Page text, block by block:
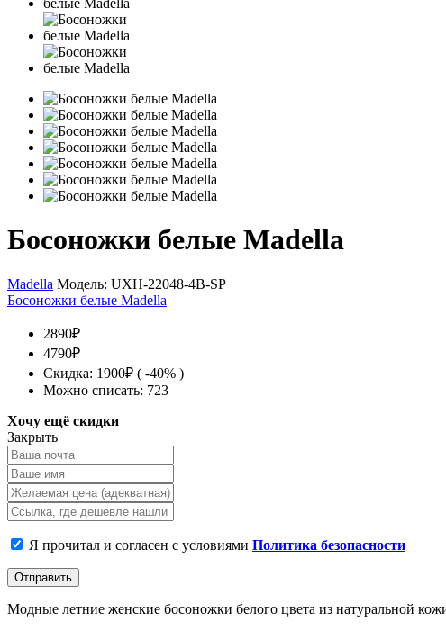
Босоножки белые Madella
Madella Модель: UXH-22048-4B-SP
Босоножки белые Madella
2890₽
4790₽
Скидка: 1900₽ ( -40% )
Можно списать: 723
Хочу ещё скидки
Закрыть
Я прочитал и согласен с условиями Политика безопасности
Отправить
Модные летние женские босоножки белого цвета из натуральной